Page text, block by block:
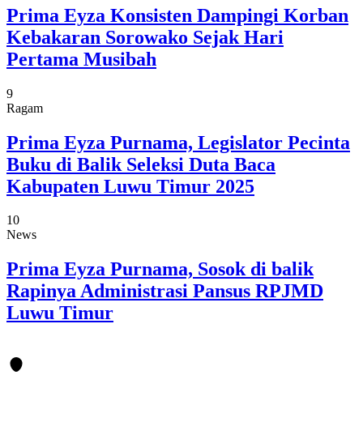
Prima Eyza Konsisten Dampingi Korban
Kebakaran Sorowako Sejak Hari
Pertama Musibah
9
Ragam
Prima Eyza Purnama, Legislator Pecinta
Buku di Balik Seleksi Duta Baca
Kabupaten Luwu Timur 2025
10
News
Prima Eyza Purnama, Sosok di balik
Rapinya Administrasi Pansus RPJMD
Luwu Timur